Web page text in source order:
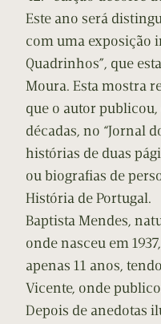
Este ano será
com uma exposição
Quadrinhos”, que
Moura. Esta mostra
que o autor
décadas, no “Jornal
histórias de duas
ou biografias de
História de Portugal.
Baptista Mendes,
onde nasceu em
apenas 11 anos,
Vicente, onde
Depois de anedotas